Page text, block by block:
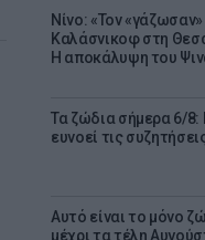
Νίνο: «Τον «γάζωσαν»
Καλάσνικοφ στη
Η αποκάλυψη του
Τα ζώδια σήμερα 6/8:
ευνοεί τις
Αυτό είναι το μόνο
μέχρι τα τέλη